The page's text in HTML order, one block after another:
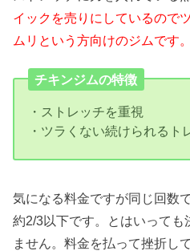
イックを売りにしているので
ムリという方向けのジムです。
チキンジムの特徴
・ストレッチを重視
・ツラくない続けられるト
気になる料金ですが同じ回数
約2/3以下です。とはいっても
ません。料金を払って挫折し